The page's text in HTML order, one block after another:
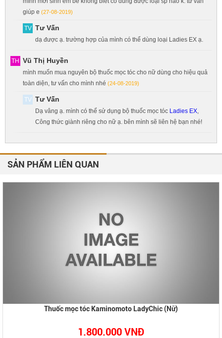
giúp e (27-08-2019)
TV Tư Vấn
dạ được ạ. trường hợp của mình có thể dùng loại Ladies EX ạ.
TH Vũ Thị Huyền
mình muốn mua nguyên bộ thuốc mọc tóc cho nữ dùng cho hiệu quả
toàn diện, tư vấn cho mình nhé (24-08-2019)
TV Tư Vấn
Dạ vâng ạ. mình có thể sử dụng bộ thuốc mọc tóc Ladies EX
Công thức giành riêng cho nữ ạ. bên mình sẽ liên hệ bạn nhé!
SẢN PHẨM LIÊN QUAN
Thuốc mọc tóc Kaminomoto LadyChic (Nữ)
1.800.000 VNĐ